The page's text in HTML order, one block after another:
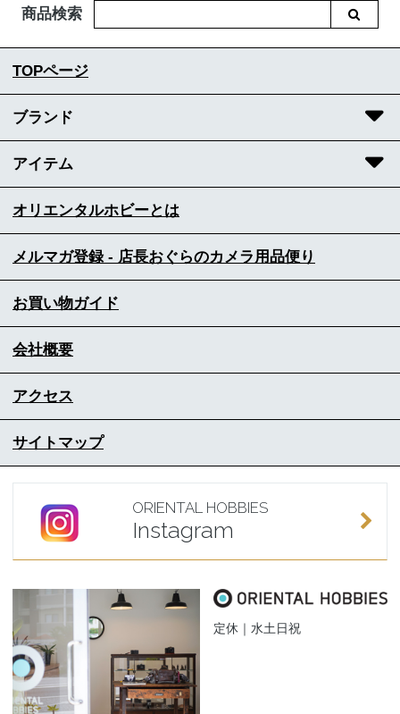
商品検索
TOPページ
ブランド
アイテム
オリエンタルホビーとは
メルマガ登録 - 店長おぐらのカメラ用品便り
お買い物ガイド
会社概要
アクセス
サイトマップ
ORIENTAL HOBBIES
Instagram
定休｜水土日祝